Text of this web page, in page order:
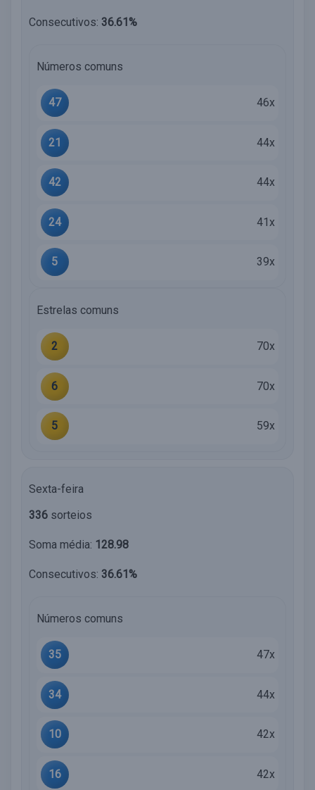
Consecutivos: 36.61%
Números comuns
47 46x
21 44x
42 44x
24 41x
5 39x
Estrelas comuns
2 70x
6 70x
5 59x
Sexta-feira
336 sorteios
Soma média: 128.98
Consecutivos: 36.61%
Números comuns
35 47x
34 44x
10 42x
16 42x